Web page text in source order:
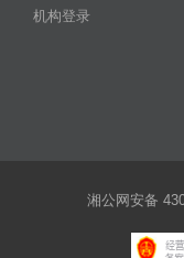
机构登录
湘公网安备